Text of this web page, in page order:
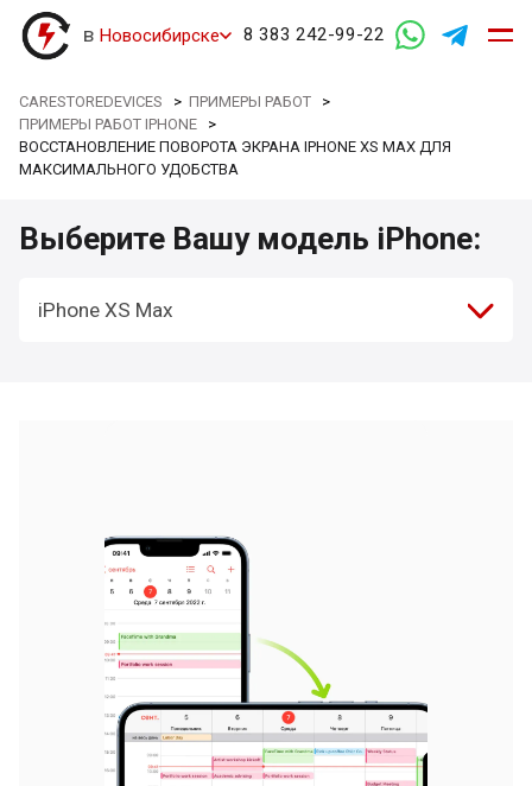
в Новосибирске 8 383 242-99-22
CARESTOREDEVICES >ПРИМЕРЫ РАБОТ >
ПРИМЕРЫ РАБОТ IPHONE >
ВОССТАНОВЛЕНИЕ ПОВОРОТА ЭКРАНА IPHONE XS MAX ДЛЯ
МАКСИМАЛЬНОГО УДОБСТВА
Выберите Вашу модель iPhone:
iPhone XS Max